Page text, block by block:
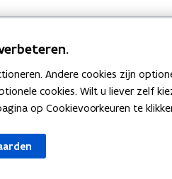
Bekijk ook
Andere cookies zijn
cookies. Wilt u liever zelf
op Cookievoorkeuren te